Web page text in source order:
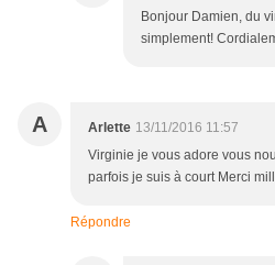
Bonjour Damien, du
simplement!
A Arlette 13/11/2016 11:57
Virginie je vous adore vous
parfois je suis à court Merci
Répondre